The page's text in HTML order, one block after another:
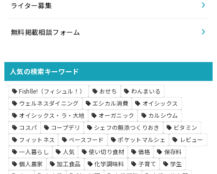
ライター募集
無料掲載相談フォーム
人気の検索キーワード
Fishlle!（フィシュル！） おせち
わんまいる
ウェルネスダイニング
エシカル消費
オイシックス
オイシックス・ラ・大地
オーガニック
カルシウム
コスパ
コープデリ シェフの無添つくりおき
ビタミン
フィットネス
ベースフード ポケットマルシェ
レビュー
一人暮らし
人気 使い切り食材 価格
保存料
個人農家
加工食品 化学調味料 子育て
学生